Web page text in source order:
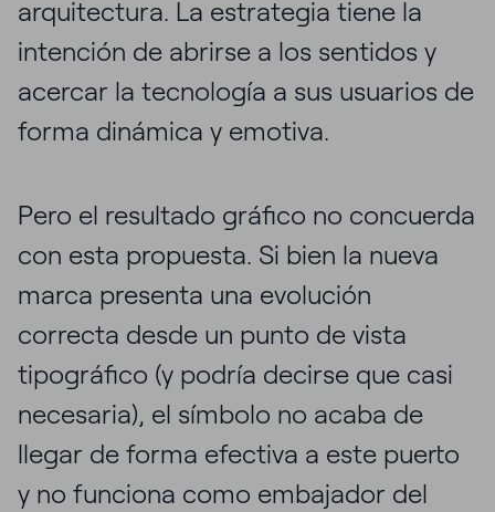
arquitectura. La estrategia tiene la
intención de abrirse a los sentidos y
acercar la tecnología a sus usuarios de
forma dinámica y emotiva.
Pero el resultado gráfico no concuerda
con esta propuesta. Si bien la nueva
marca presenta una evolución
correcta desde un punto de vista
tipográfico (y podría decirse que casi
necesaria), el símbolo no acaba de
llegar de forma efectiva a este puerto
y no funciona como embajador del